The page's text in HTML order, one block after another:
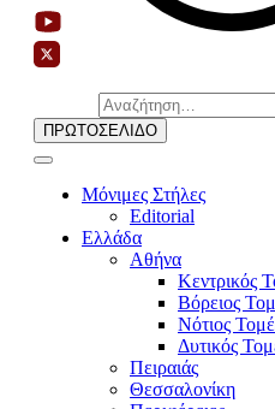
Αναζήτηση
για:
ΠΡΩΤΟΣΕΛΙΔΟ
Μόνιμες Στήλες
Editorial
Ελλάδα
Αθήνα
Κεντρικός
Βόρειος
Νότιος
Δυτικός
Πειραιάς
Θεσσαλονίκη